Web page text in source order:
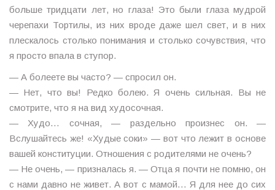
больше тридцати лет, но глаза! Это были глаза мудрой
черепахи Тортилы, из них вроде даже шел свет, и в них
плескалось столько понимания и столько сочувствия, что
я просто впала в ступор.
— А болеете вы часто? — спросил он.
— Нет, что вы! Редко болею. Я очень сильная. Вы не
смотрите, что я на вид худосочная.
— Худо… сочная, — раздельно произнес он. —
Вслушайтесь же! «Худые соки» — вот что лежит в основе
вашей конституции. Отношения с родителями не очень?
— Не очень, — призналась я. — Отца я почти не помню, он
с нами давно не живет. А вот с мамой… Я для нее до сих